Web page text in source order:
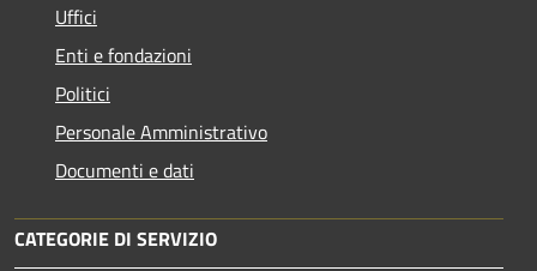
Uffici
Enti e fondazioni
Politici
Personale Amministrativo
Documenti e dati
CATEGORIE DI SERVIZIO